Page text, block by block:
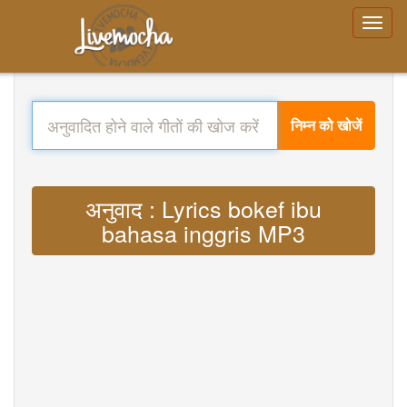
निम्न को खोजें
अनुवाद : Lyrics bokef ibu
bahasa inggris MP3